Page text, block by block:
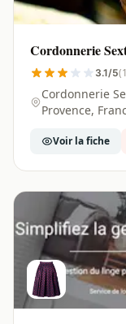
Cordonnerie
3.1/5
Cordonnerie
Provence,
Voir la fiche